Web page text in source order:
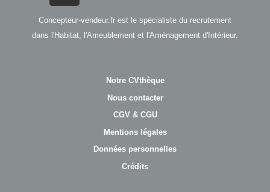
Concepteur-vendeur.fr est le spécialiste du recrutement
dans l'Habitat, l'Ameublement et l'Aménagement d'Intérieur.
Notre CVthèque
Nous contacter
CGV & CGU
Mentions légales
Données personnelles
Crédits